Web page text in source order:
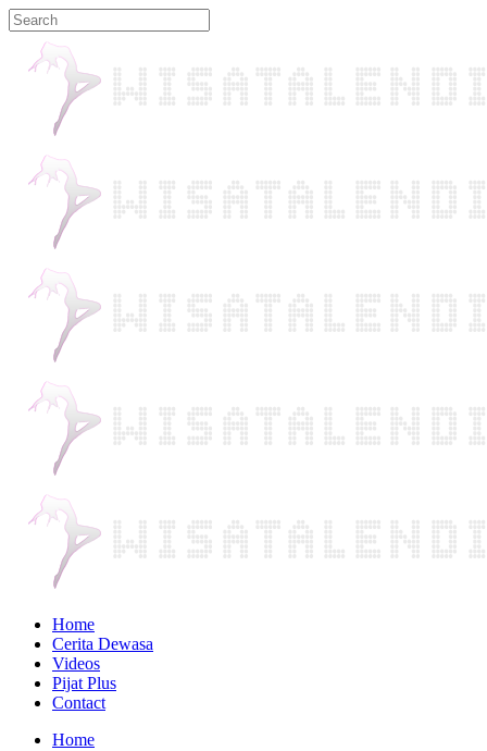
Home
Cerita Dewasa
Videos
Pijat Plus
Contact
Home